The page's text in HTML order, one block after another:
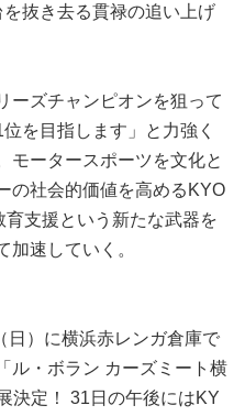
抜き去る貫禄の追い上げ
ーズチャンピオンを狙って
を目指します」と力強く
モータースポーツを文化と
の社会的価値を高めるKYO
支援という新たな武器を
加速していく。
日）に横浜赤レンガ倉庫で
ル・ボラン カーズミート横
決定！ 31日の午後にはKY